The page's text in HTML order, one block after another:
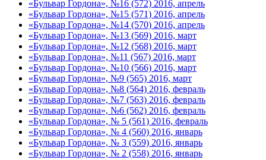
«Бульвар Гордона», №16 (572) 2016, апрель
«Бульвар Гордона», №15 (571) 2016, апрель
«Бульвар Гордона», №14 (570) 2016, апрель
«Бульвар Гордона», №13 (569) 2016, март
«Бульвар Гордона», №12 (568) 2016, март
«Бульвар Гордона», №11 (567) 2016, март
«Бульвар Гордона», №10 (566) 2016, март
«Бульвар Гордона», №9 (565) 2016, март
«Бульвар Гордона», №8 (564) 2016, февраль
«Бульвар Гордона», №7 (563) 2016, февраль
«Бульвар Гордона», №6 (562) 2016, февраль
«Бульвар Гордона», № 5 (561) 2016, февраль
«Бульвар Гордона», № 4 (560) 2016, январь
«Бульвар Гордона», № 3 (559) 2016, январь
«Бульвар Гордона», № 2 (558) 2016, январь